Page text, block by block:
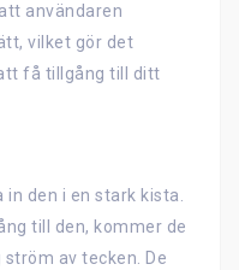
användaren
vilket gör det
få tillgång till ditt
den i en stark kista.
till den, kommer de
av tecken. De